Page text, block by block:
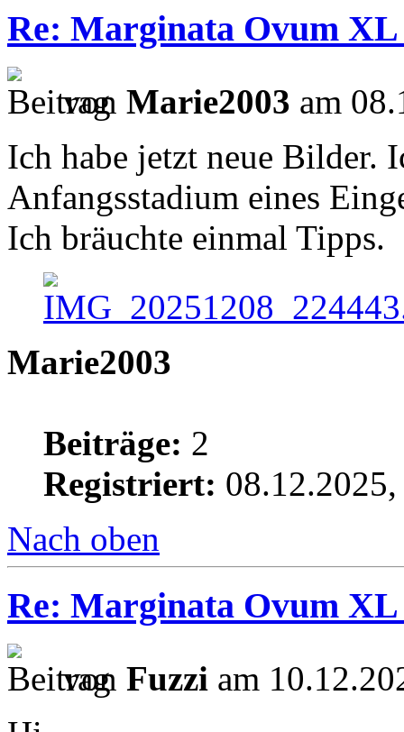
Re: Marginata Ovum
von Marie2003 am
Ich habe jetzt neue Bilder.
Anfangsstadium eines
Ich bräuchte einmal Tipps.
Marie2003
Beiträge: 2
Registriert:
Nach oben
Re: Marginata Ovum
von Fuzzi am